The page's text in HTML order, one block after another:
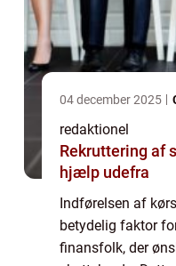
04 december 2025
redaktionel
Rekruttering af
hjælp udefra
Indførelsen af
betydelig faktor
finansfolk, der